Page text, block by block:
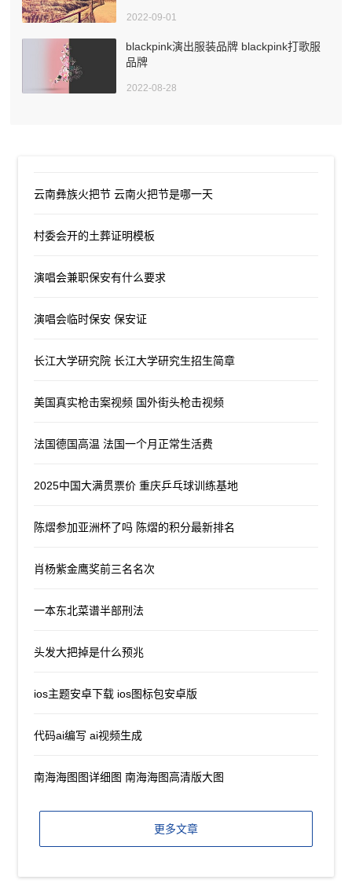
2022-09-01
blackpink演出服装品牌 blackpink打歌服
品牌
2022-08-28
云南彝族火把节 云南火把节是哪一天
村委会开的土葬证明模板
演唱会兼职保安有什么要求
演唱会临时保安 保安证
长江大学研究院 长江大学研究生招生简章
美国真实枪击案视频 国外街头枪击视频
法国德国高温 法国一个月正常生活费
2025中国大满贯票价 重庆乒乓球训练基地
陈熠参加亚洲杯了吗 陈熠的积分最新排名
肖杨紫金鹰奖前三名名次
一本东北菜谱半部刑法
头发大把掉是什么预兆
ios主题安卓下载 ios图标包安卓版
代码ai编写 ai视频生成
南海海图图详细图 南海海图高清版大图
更多文章